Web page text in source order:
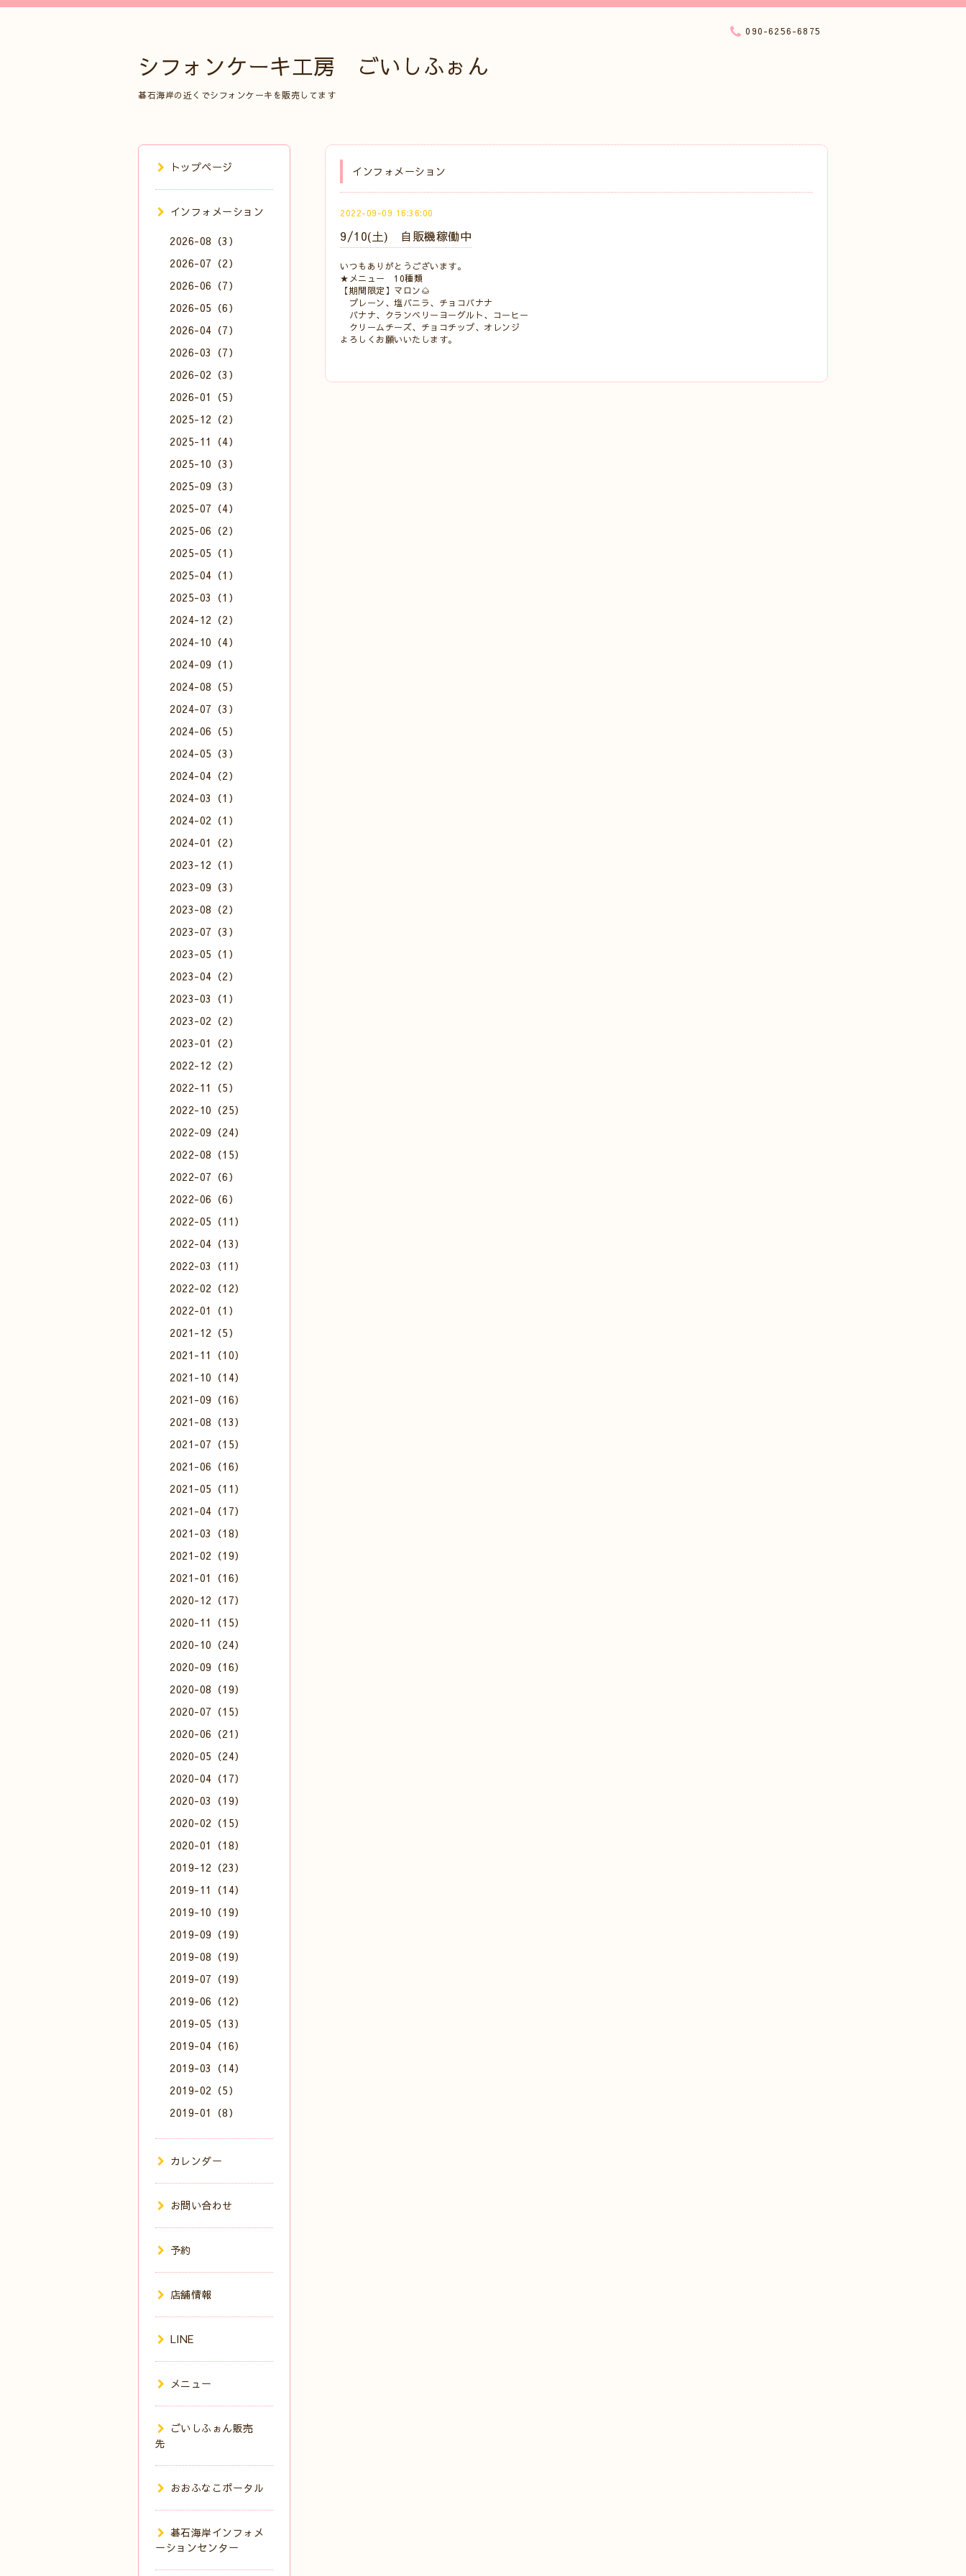
シフォンケーキ工房 ごいしふぉん
碁石海岸の近くでシフォンケーキを販売してます
090-6256-6875
インフォメーション
2022-09-09 16:36:00
9/10(土) 自販機稼働中
いつもありがとうございます。
★メニュー 10種類
【期間限定】マロン🌰
プレーン、塩バニラ、チョコバナナ
バナナ、クランベリーヨーグルト、コーヒー
クリームチーズ、チョコチップ、オレンジ
よろしくお願いいたします。
トップページ
インフォメーション
2026-08（3）
2026-07（2）
2026-06（7）
2026-05（6）
2026-04（7）
2026-03（7）
2026-02（3）
2026-01（5）
2025-12（2）
2025-11（4）
2025-10（3）
2025-09（3）
2025-07（4）
2025-06（2）
2025-05（1）
2025-04（1）
2025-03（1）
2024-12（2）
2024-10（4）
2024-09（1）
2024-08（5）
2024-07（3）
2024-06（5）
2024-05（3）
2024-04（2）
2024-03（1）
2024-02（1）
2024-01（2）
2023-12（1）
2023-09（3）
2023-08（2）
2023-07（3）
2023-05（1）
2023-04（2）
2023-03（1）
2023-02（2）
2023-01（2）
2022-12（2）
2022-11（5）
2022-10（25）
2022-09（24）
2022-08（15）
2022-07（6）
2022-06（6）
2022-05（11）
2022-04（13）
2022-03（11）
2022-02（12）
2022-01（1）
2021-12（5）
2021-11（10）
2021-10（14）
2021-09（16）
2021-08（13）
2021-07（15）
2021-06（16）
2021-05（11）
2021-04（17）
2021-03（18）
2021-02（19）
2021-01（16）
2020-12（17）
2020-11（15）
2020-10（24）
2020-09（16）
2020-08（19）
2020-07（15）
2020-06（21）
2020-05（24）
2020-04（17）
2020-03（19）
2020-02（15）
2020-01（18）
2019-12（23）
2019-11（14）
2019-10（19）
2019-09（19）
2019-08（19）
2019-07（19）
2019-06（12）
2019-05（13）
2019-04（16）
2019-03（14）
2019-02（5）
2019-01（8）
カレンダー
お問い合わせ
予約
店舗情報
LINE
メニュー
ごいしふぉん販売
先
おおふなこポータル
碁石海岸インフォメ
ーションセンター